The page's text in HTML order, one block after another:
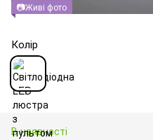
📷Живі фото
Колір
В наявності